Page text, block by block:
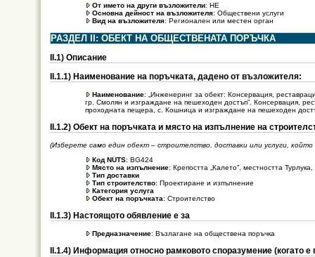
От името на други възложители: НЕ
Основна дейност на възложителя: Обществени услуги
Вид на възложителя: Регионален или местен орган
РАЗДЕЛ ІI: ОБЕКТ НА ОБЩЕСТВЕНАТА ПОРЪЧКА
ІІ.1) Описание
ІІ.1.1) Наименование на поръчката, дадено от възложителя:
Наименование: „Инженеринг за обект: Консервация,
гр. Смолян и изграждане на пешеходен достъп”. Консервация,
проходната пещера, с. Кошница и изграждане на пешеходен
ІІ.1.2) Обект на поръчката и място на изпълнение на
(Изберете само един обект – строителство, доставки или услуги,
Код NUTS: BG424
Място на изпълнение: Крепостта „Калето”, местността
Тип доставки
Тип строителство: Проектиране и изпълнение
Категория услуга
Обект на поръчката: Строителство
ІІ.1.3) Настоящото обявление е за
Предназначение: Възлагане на обществена поръчка
ІІ.1.4) Информация относно рамковото споразумение (когато